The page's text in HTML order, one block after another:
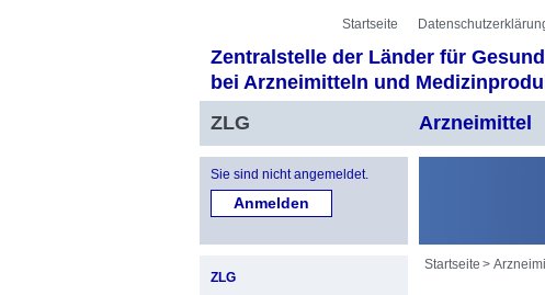
Startseite
Zentralstelle der Länder für
bei Arzneimitteln und
ZLG
Arzneimittel
Sie sind nicht angemeldet.
ZLG
Startseite